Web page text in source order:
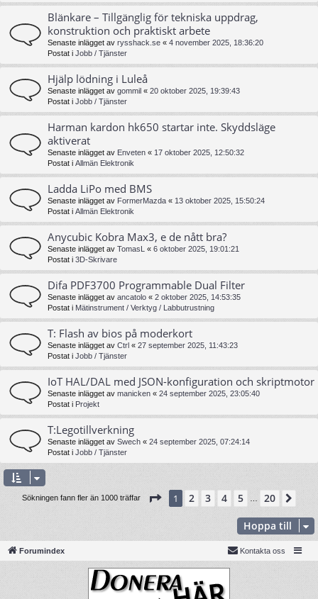
Blänkare – Tillgänglig för tekniska uppdrag,
konstruktion och praktiskt arbete
Senaste inlägget av rysshack.se « 4 november 2025, 18:36:20
Postat i Jobb / Tjänster
Hjälp lödning i Luleå
Senaste inlägget av gommil « 20 oktober 2025, 19:39:43
Postat i Jobb / Tjänster
Harman kardon hk650 startar inte. Skyddsläge
aktiverat
Senaste inlägget av Enveten « 17 oktober 2025, 12:50:32
Postat i Allmän Elektronik
Ladda LiPo med BMS
Senaste inlägget av FormerMazda « 13 oktober 2025, 15:50:24
Postat i Allmän Elektronik
Anycubic Kobra Max3, e de nått bra?
Senaste inlägget av TomasL « 6 oktober 2025, 19:01:21
Postat i 3D-Skrivare
Difa PDF3700 Programmable Dual Filter
Senaste inlägget av ancatolo « 2 oktober 2025, 14:53:35
Postat i Mätinstrument / Verktyg / Labbutrustning
T: Flash av bios på moderkort
Senaste inlägget av Ctrl « 27 september 2025, 11:43:23
Postat i Jobb / Tjänster
IoT HAL/DAL med JSON-konfiguration och skriptmotor
Senaste inlägget av manicken « 24 september 2025, 23:05:40
Postat i Projekt
T:Legotillverkning
Senaste inlägget av Swech « 24 september 2025, 07:24:14
Postat i Jobb / Tjänster
Sökningen fann fler än 1000 träffar Sida 1av20
1 2 3 4 5 20
Hoppa till
Forumindex Kontakta oss